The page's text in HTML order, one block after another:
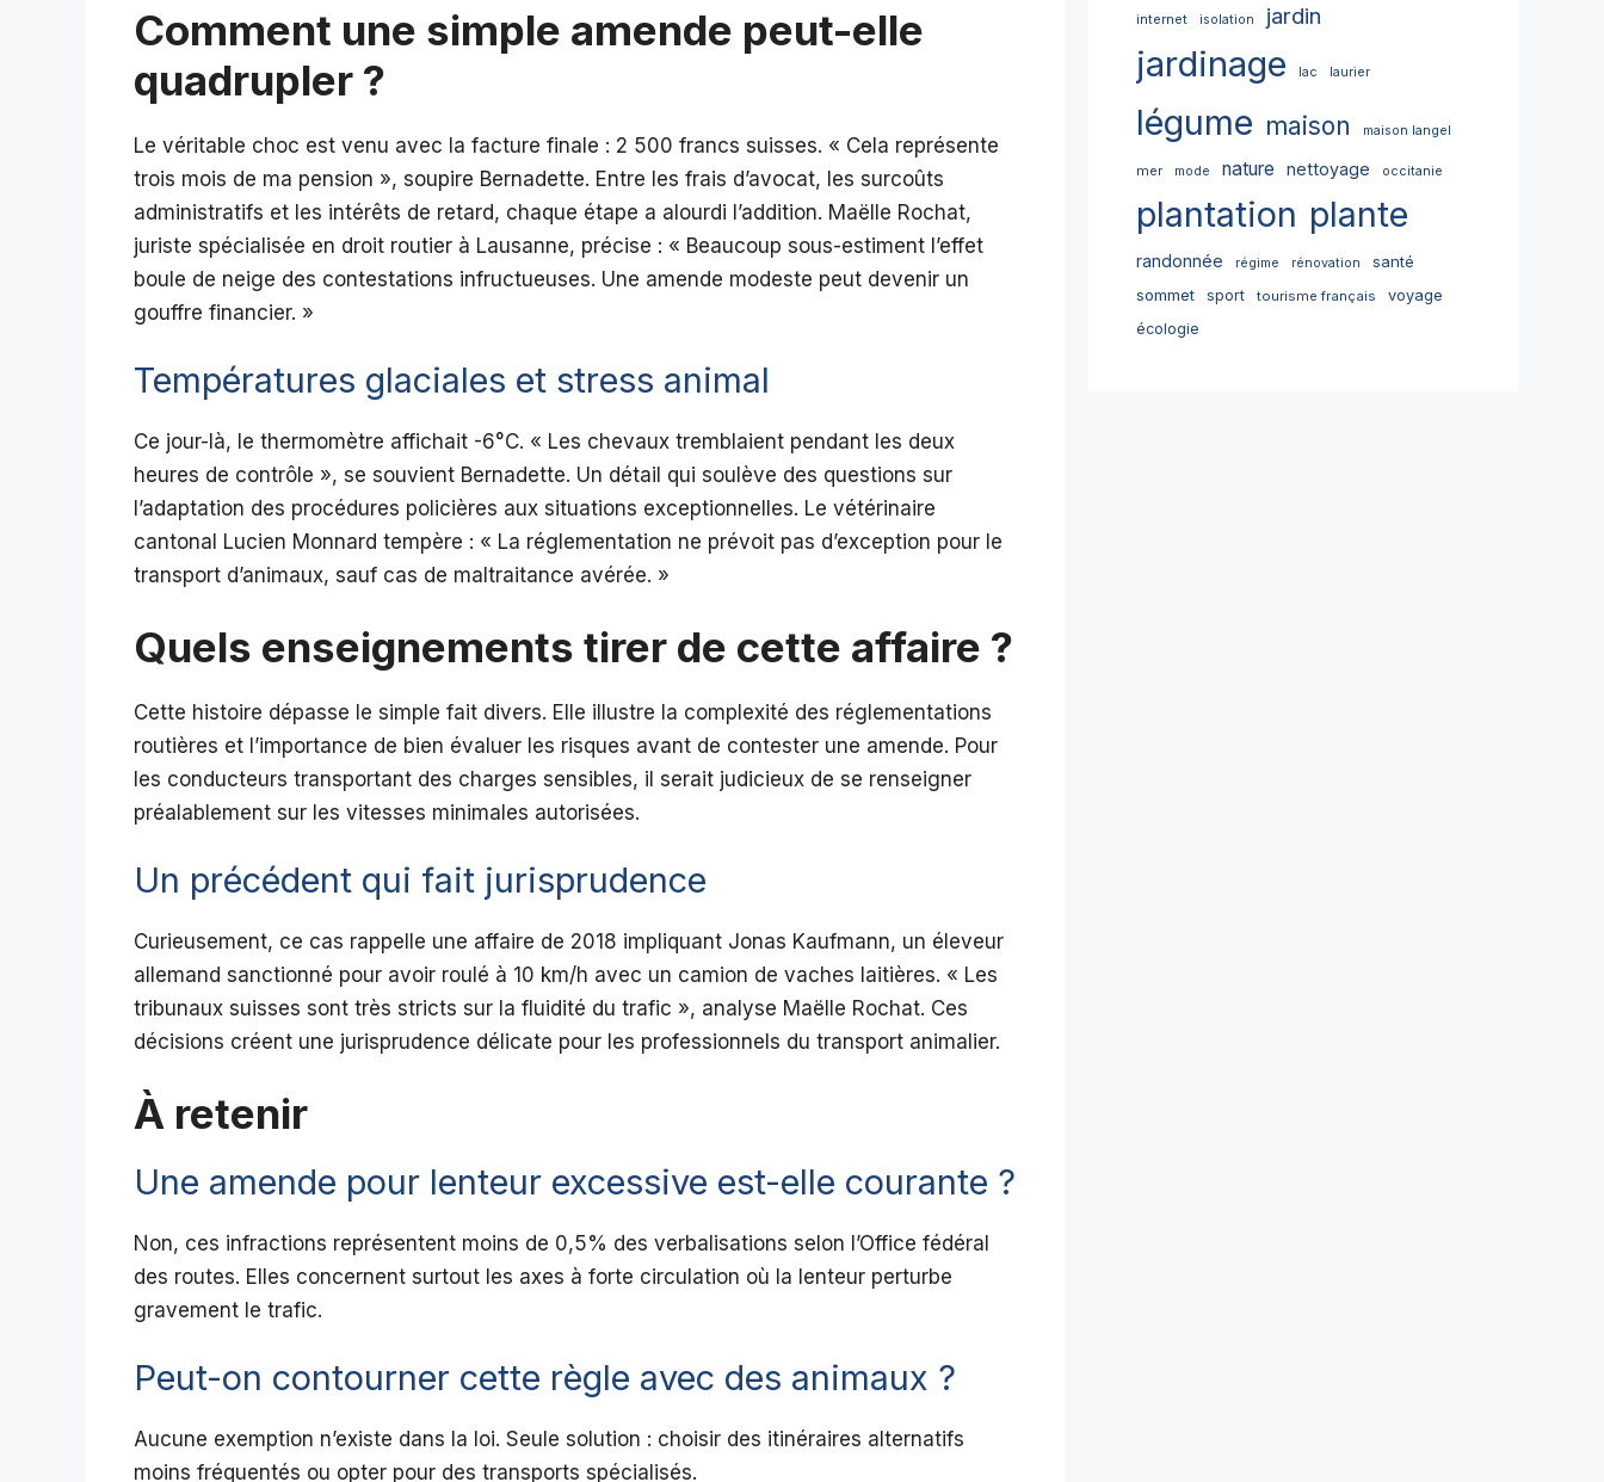
Comment une simple amende peut-elle
quadrupler ?
Le véritable choc est venu avec la facture finale : 2 500 francs suisses. « Cela représente
trois mois de ma pension », soupire Bernadette. Entre les frais d’avocat, les surcoûts
administratifs et les intérêts de retard, chaque étape a alourdi l’addition. Maëlle Rochat,
juriste spécialisée en droit routier à Lausanne, précise : « Beaucoup sous-estiment l’effet
boule de neige des contestations infructueuses. Une amende modeste peut devenir un
gouffre financier. »
Températures glaciales et stress animal
Ce jour-là, le thermomètre affichait -6°C. « Les chevaux tremblaient pendant les deux
heures de contrôle », se souvient Bernadette. Un détail qui soulève des questions sur
l’adaptation des procédures policières aux situations exceptionnelles. Le vétérinaire
cantonal Lucien Monnard tempère : « La réglementation ne prévoit pas d’exception pour le
transport d’animaux, sauf cas de maltraitance avérée. »
Quels enseignements tirer de cette affaire ?
Cette histoire dépasse le simple fait divers. Elle illustre la complexité des réglementations
routières et l’importance de bien évaluer les risques avant de contester une amende. Pour
les conducteurs transportant des charges sensibles, il serait judicieux de se renseigner
préalablement sur les vitesses minimales autorisées.
Un précédent qui fait jurisprudence
Curieusement, ce cas rappelle une affaire de 2018 impliquant Jonas Kaufmann, un éleveur
allemand sanctionné pour avoir roulé à 10 km/h avec un camion de vaches laitières. « Les
tribunaux suisses sont très stricts sur la fluidité du trafic », analyse Maëlle Rochat. Ces
décisions créent une jurisprudence délicate pour les professionnels du transport animalier.
À retenir
Une amende pour lenteur excessive est-elle courante ?
Non, ces infractions représentent moins de 0,5% des verbalisations selon l’Office fédéral
des routes. Elles concernent surtout les axes à forte circulation où la lenteur perturbe
gravement le trafic.
Peut-on contourner cette règle avec des animaux ?
Aucune exemption n’existe dans la loi. Seule solution : choisir des itinéraires alternatifs
moins fréquentés ou opter pour des transports spécialisés.
internet isolation jardin
jardinage lac laurier
légume maison maison langel
mer mode nature nettoyage occitanie
plantation plante
randonnée régime rénovation
santé
sommet
sport tourisme français
voyage
écologie